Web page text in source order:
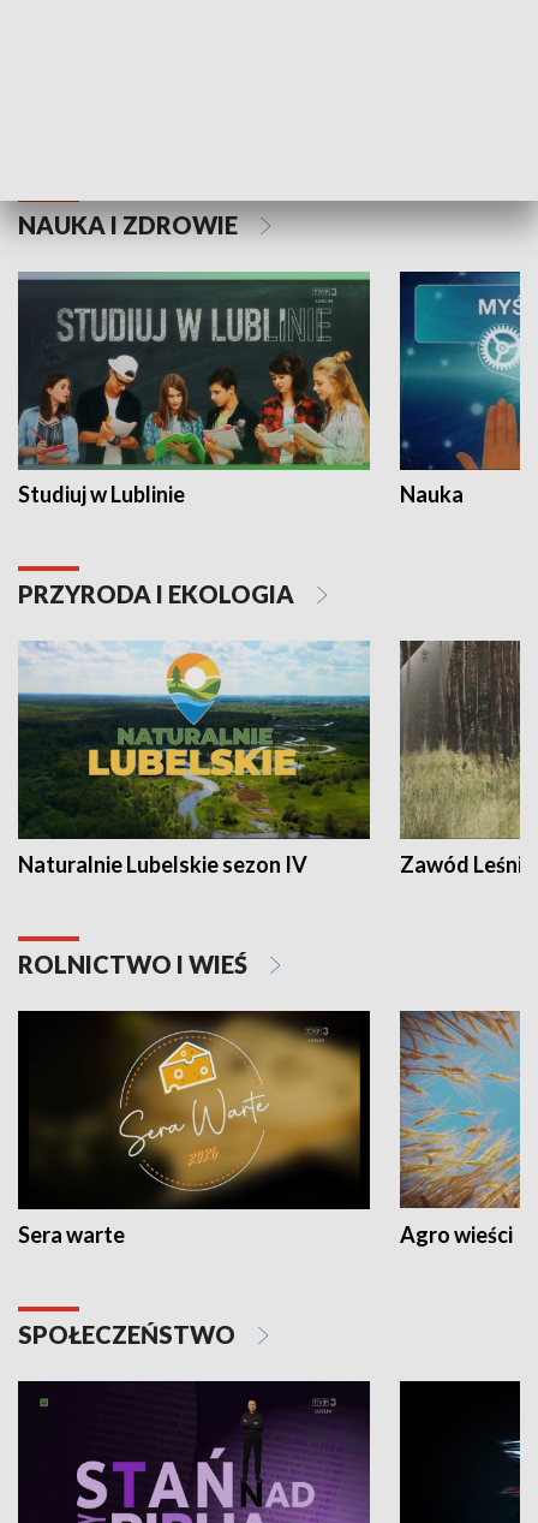
NAUKA I ZDROWIE
Studiuj w Lublinie Nauka
PRZYRODA I EKOLOGIA
Naturalnie Lubelskie sezon IV Zawód Leśnik
ROLNICTWO I WIEŚ
Sera warte Agro wieści
SPOŁECZEŃSTWO